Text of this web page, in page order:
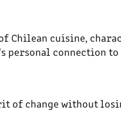
Chilean cuisine,
personal connection
of change without